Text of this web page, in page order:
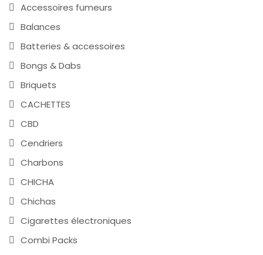
Accessoires fumeurs
Balances
Batteries & accessoires
Bongs & Dabs
Briquets
CACHETTES
CBD
Cendriers
Charbons
CHICHA
Chichas
Cigarettes électroniques
Combi Packs